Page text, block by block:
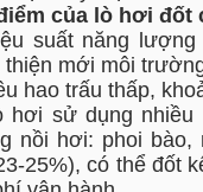
của lò hơi đốt
suất năng
thiện mới môi
hao trấu thấp,
hơi sử dụng nhiều
nồi hơi: phoi
25%), có thể đốt